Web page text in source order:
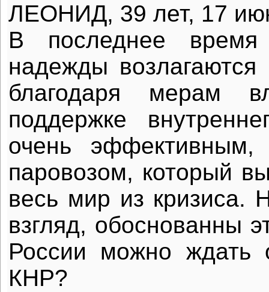
ЛЕОНИД, 39 лет, 17
В последнее
надежды
благодаря мерам
поддержке
очень
паровозом, который
весь мир из кризиса.
взгляд, обоснованны
России можно ждать
КНР?